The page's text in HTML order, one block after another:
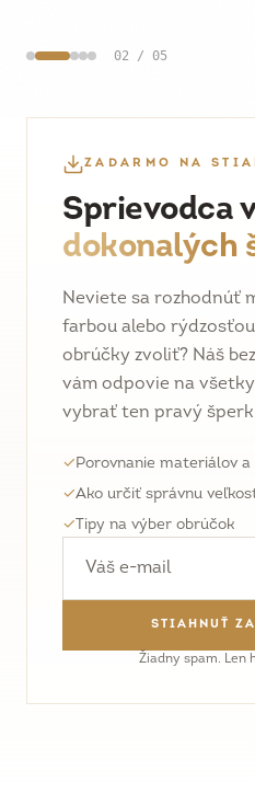
02 / 05
ZADARMO NA
Sprievodca
dokonalých
Neviete sa rozhodnúť
farbou alebo
obrúčky zvoliť? Náš
vám odpovie na
vybrať ten pravý
✓Porovnanie materiálov
✓Ako určiť správnu
✓ Tipy na výber obrúčok
STIAHNUŤ
Žiadny spam. Len